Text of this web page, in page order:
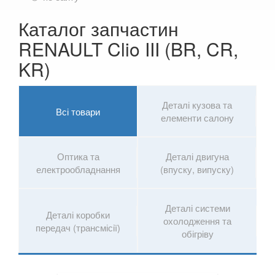
Vel Satis (BJ0)
Talisman
ZOE
ROVER
SEAT
SKODA
SUBARU
SUZUKI
Каталог запчастин
RENAULT Clio III (BR, CR,
KR)
Всі товари
Деталі кузова та
елементи салону
Оптика та
електрообладнання
Деталі двигуна
(впуску, випуску)
Деталі коробки
передач (трансмісії)
Деталі системи
охолодження та
обігріву